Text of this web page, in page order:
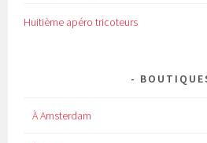
Huitième apéro tricoteurs
À Amsterdam